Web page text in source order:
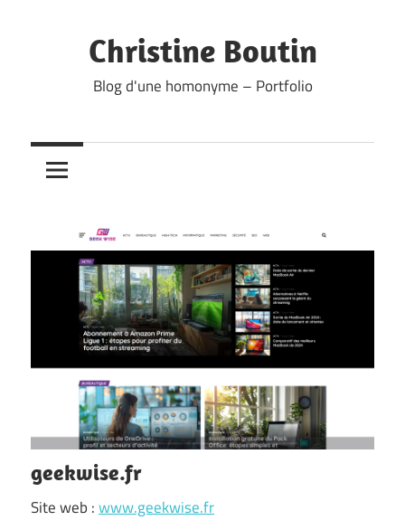
Christine Boutin
Blog d'une homonyme – Portfolio
geekwise.fr
Site web :www.geekwise.fr